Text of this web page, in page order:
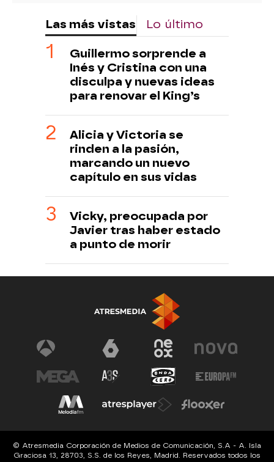
Las más vistas Lo último
Guillermo sorprende a
Inés y Cristina con una
disculpa y nuevas ideas
para renovar el King’s
Alicia y Victoria se
rinden a la pasión,
marcando un nuevo
capítulo en sus vidas
Vicky, preocupada por
Javier tras haber estado
a punto de morir
© Atresmedia Corporación de Medios de Comunicación, S.A - A. Isla
Graciosa 13, 28703, S.S. de los Reyes, Madrid. Reservados todos los